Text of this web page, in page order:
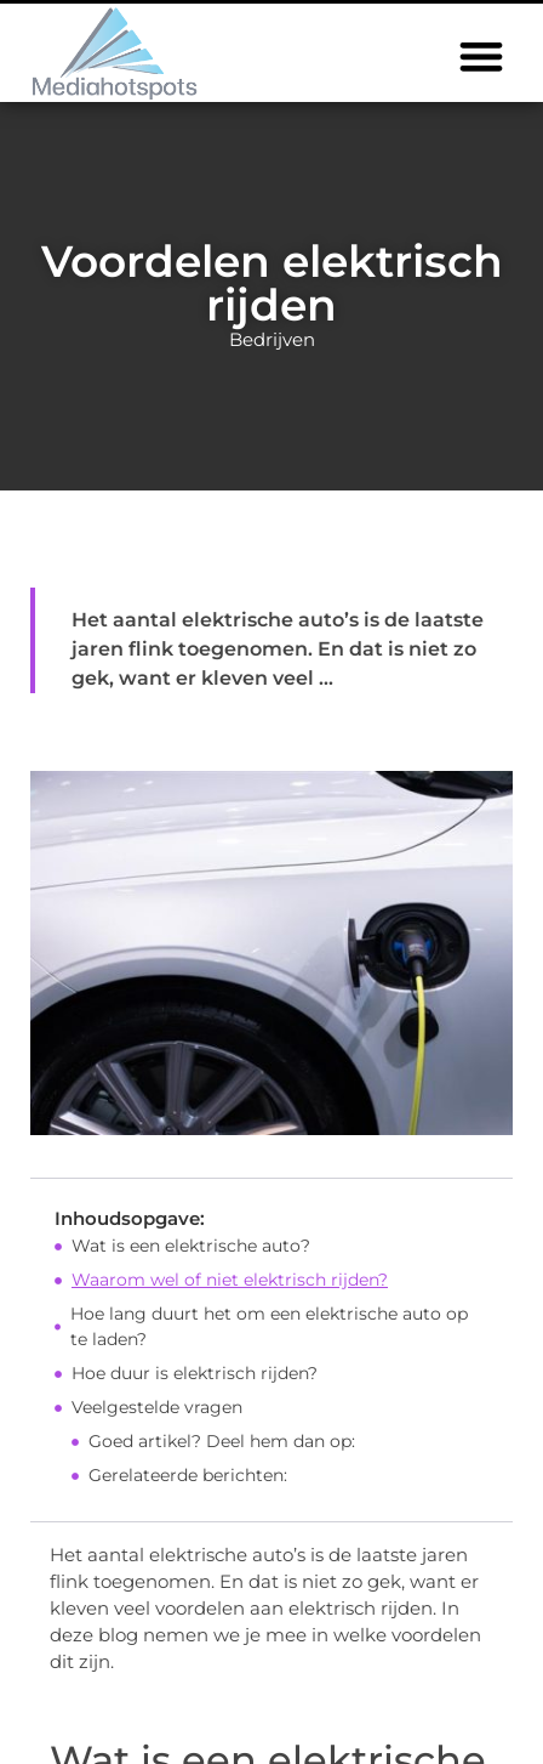
Voordelen elektrisch
rijden
Bedrijven
Het aantal elektrische auto’s is de laatste
jaren flink toegenomen. En dat is niet zo
gek, want er kleven veel ...
Inhoudsopgave:
Wat is een elektrische auto?
Waarom wel of niet elektrisch rijden?
Hoe lang duurt het om een elektrische auto op
te laden?
Hoe duur is elektrisch rijden?
Veelgestelde vragen
Goed artikel? Deel hem dan op:
Gerelateerde berichten:
Het aantal elektrische auto’s is de laatste jaren
flink toegenomen. En dat is niet zo gek, want er
kleven veel voordelen aan elektrisch rijden. In
deze blog nemen we je mee in welke voordelen
dit zijn.